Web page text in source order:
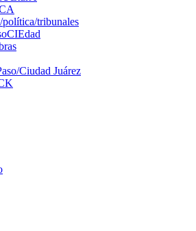
política/tribunales
Ciudad Juárez